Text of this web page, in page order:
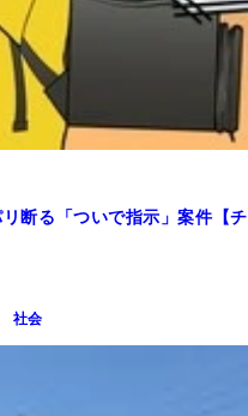
断る「ついで指示」案件【チ
社会